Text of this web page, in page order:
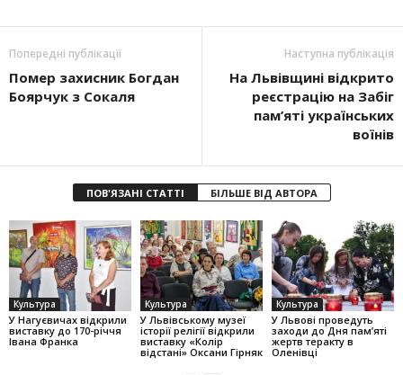
Попередні публікації
Помер захисник Богдан
Боярчук з Сокаля
Наступна публікація
На Львівщині відкрито
реєстрацію на Забіг
пам’яті українських
воїнів
ПОВ'ЯЗАНІ СТАТТІ БІЛЬШЕ ВІД АВТОРА
Культура
У Нагуєвичах відкрили
виставку до 170-річчя
Івана Франка
Культура
У Львівському музеї
історії релігії відкрили
виставку «Колір
відстані» Оксани Гірняк
Культура
У Львові проведуть
заходи до Дня пам’яті
жертв теракту в
Оленівці